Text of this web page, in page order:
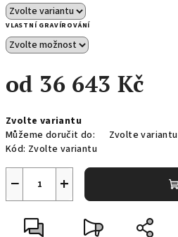
VLASTNÍ GRAVÍROVÁNÍ
od 36 643 Kč
cena:
Zvolte variantu
Můžeme doručit do:
Zvolte variantu
Kód: Zvolte variantu
+
−